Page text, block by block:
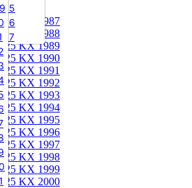

125 KX 1987
125 KX 1988
125 KX 1989
125 KX 1990
125 KX 1991
125 KX 1992
125 KX 1993
125 KX 1994
125 KX 1995
125 KX 1996
125 KX 1997
125 KX 1998
125 KX 1999
125 KX 2000